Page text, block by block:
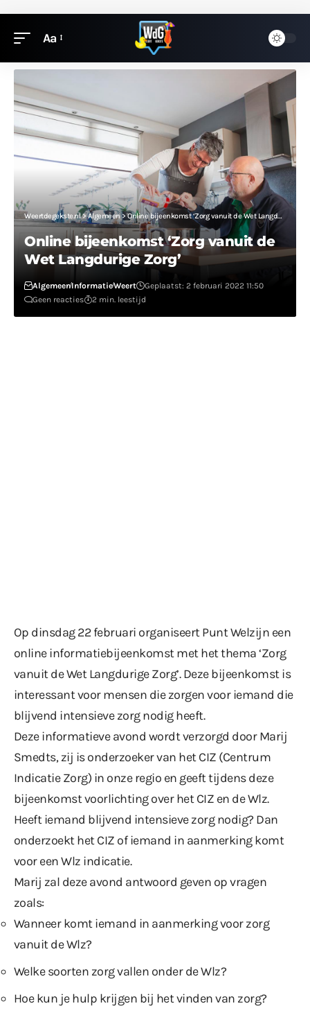
Aa
Weertdegekste.nl>Algemeen>Online bijeenkomst ‘Zorg vanuit de Wet Langdurige Zorg’
Online bijeenkomst ‘Zorg vanuit de
Wet Langdurige Zorg’
AlgemeenInformatieWeert
Geplaatst: 2 februari 2022 11:50
Geen reacties
2 min. leestijd
Op dinsdag 22 februari organiseert Punt Welzijn een
online informatiebijeenkomst met het thema ‘Zorg
vanuit de Wet Langdurige Zorg’. Deze bijeenkomst is
interessant voor mensen die zorgen voor iemand die
blijvend intensieve zorg nodig heeft.
Deze informatieve avond wordt verzorgd door Marij
Smedts, zij is onderzoeker van het CIZ (Centrum
Indicatie Zorg) in onze regio en geeft tijdens deze
bijeenkomst voorlichting over het CIZ en de Wlz.
Heeft iemand blijvend intensieve zorg nodig? Dan
onderzoekt het CIZ of iemand in aanmerking komt
voor een Wlz indicatie.
Marij zal deze avond antwoord geven op vragen
zoals:
Wanneer komt iemand in aanmerking voor zorg
vanuit de Wlz?
Welke soorten zorg vallen onder de Wlz?
Hoe kun je hulp krijgen bij het vinden van zorg?